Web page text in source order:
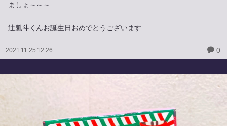
ましょ～～～
辻魁斗くんお誕生日おめでとうございます
2021.11.25 12:26 0